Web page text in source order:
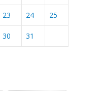
23 24 25
30
31